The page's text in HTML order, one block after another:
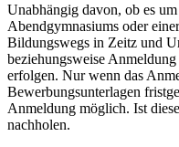
Unabhängig davon, ob es
Abendgymnasiums oder
Bildungswegs in Zeitz und
beziehungsweise
erfolgen. Nur wenn das
Bewerbungsunterlagen
Anmeldung möglich. Ist
nachholen.